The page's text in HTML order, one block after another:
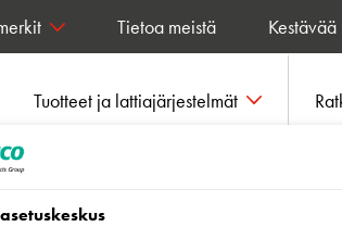
Tuotteet ja lattiajärjestelmät
Tietoa meistä